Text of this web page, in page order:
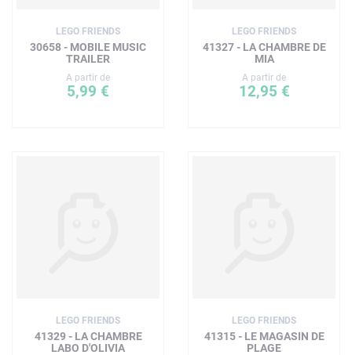
LEGO FRIENDS
30658 - MOBILE MUSIC
TRAILER
A partir de
5,99 €
LEGO FRIENDS
41327 - LA CHAMBRE DE
MIA
A partir de
12,95 €
LEGO FRIENDS
41329 - LA CHAMBRE
LABO D'OLIVIA
LEGO FRIENDS
41315 - LE MAGASIN DE
PLAGE